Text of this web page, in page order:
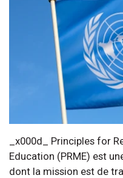
_x000d_ Principles for
Education (PRME) est
dont la mission est de